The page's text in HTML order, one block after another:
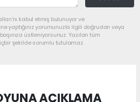
kabul etmiş bulunuyor ve
yaptığınız yorumunuzla ilgili doğrudan veya
üstleniyorsunuz. Yazılan tüm
şekilde sorumlu tutulamaz.
AÇIKLAMA